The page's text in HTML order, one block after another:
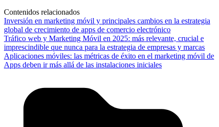
Contenidos relacionados
Inversión en marketing móvil y principales cambios en la estrategia
global de crecimiento de apps de comercio electrónico
Tráfico web y Marketing Móvil en 2025: más relevante, crucial e
imprescindible que nunca para la estrategia de empresas y marcas
Aplicaciones móviles: las métricas de éxito en el marketing móvil de
Apps deben ir más allá de las instalaciones iniciales